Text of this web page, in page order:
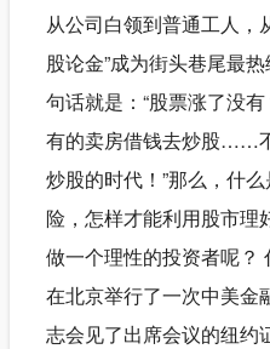
从公司白领到普通工人，
股论金”成为街头巷尾最
句话就是：“股票涨了没
有的卖房借钱去炒股……
炒股的时代！”那么，什
险，怎样才能利用股市理
做一个理性的投资者呢？
在北京举行了一次中美金
志会见了出席会议的纽约